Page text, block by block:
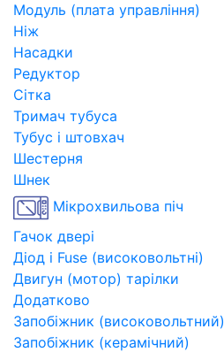
Модуль (плата управління)
Ніж
Насадки
Редуктор
Сітка
Тримач тубуса
Тубус і штовхач
Шестерня
Шнек
Мікрохвильова піч
Гачок двері
Діод і Fuse (високовольтні)
Двигун (мотор) тарілки
Додатково
Запобіжник (високовольтний)
Запобіжник (керамічний)